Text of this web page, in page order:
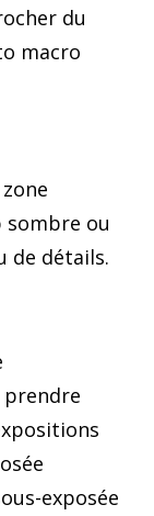
du
macro
sombre ou
de détails.
exposée